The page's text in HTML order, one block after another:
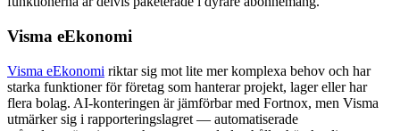
Visma eEkonomi
Visma eEkonomi riktar sig mot lite mer komplexa behov och har
starka funktioner för företag som hanterar projekt, lager eller har
flera bolag. AI-konteringen är jämförbar med Fortnox, men Visma
utmärker sig i rapporteringslagret — automatiserade